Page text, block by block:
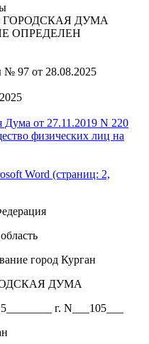
ГОРОДСКАЯ ДУМА
НЕ ОПРЕДЕЛЕН
97 от 28.08.2025
от 27.11.2019 N 220
физических лиц на
Word (страниц: 2,
город Курган
ДУМА
г. N___105___